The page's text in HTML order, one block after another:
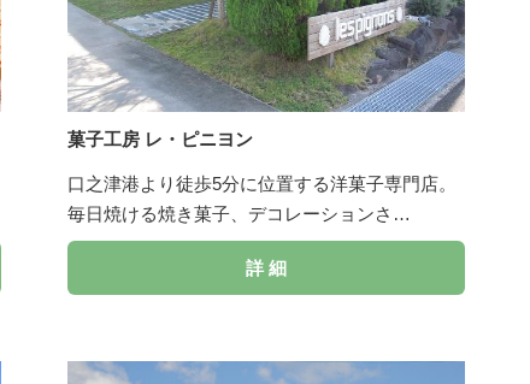
菓子工房 レ・ピニヨン
口之津港より徒歩5分に位置する洋菓子専門店。
毎日焼ける焼き菓子、デコレーションさ…
詳 細